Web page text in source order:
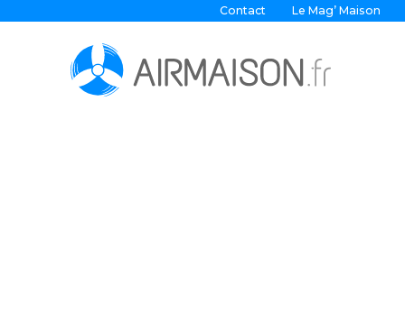
Contact Le Mag’ Maison